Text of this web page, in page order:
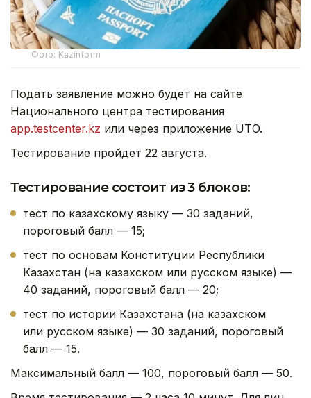
Фото: Kazinform
Подать заявление можно будет на сайте
Национального центра тестирования
app.testcenter.kz или через приложение UTO.
Тестирование пройдет 22 августа.
Тестирование состоит из 3 блоков:
тест по казахскому языку — 30 заданий,
пороговый балл — 15;
тест по основам Конституции Республики
Казахстан (на казахском или русском языке) —
40 заданий, пороговый балл — 20;
тест по истории Казахстана (на казахском
или русском языке) — 30 заданий, пороговый
балл — 15.
Максимальный балл — 100, пороговый балл — 50.